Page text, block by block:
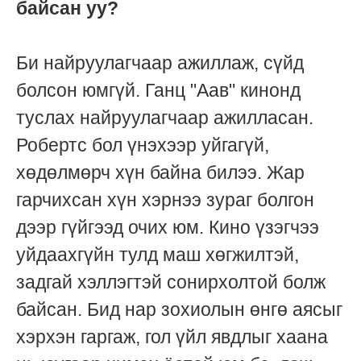
байсан уу?
Би найруулагчаар ажиллаж, сүйд
болсон юмгүй. Ганц "Аав" кинонд
туслах найруулагчаар ажилласан.
Робертс бол үнэхээр уйгагүй,
хөдөлмөрч хүн байна билээ. Жар
гарчихсан хүн хэрнээ зураг болгон
дээр гүйгээд очих юм. Кино үзэгчээ
уйдаахгүйн тулд маш хөгжилтэй,
задгай хэллэгтэй сонирхолтой болж
байсан. Бид нар зохиолын өнгө аясыг
хэрхэн гаргаж, гол үйл явдлыг хаана